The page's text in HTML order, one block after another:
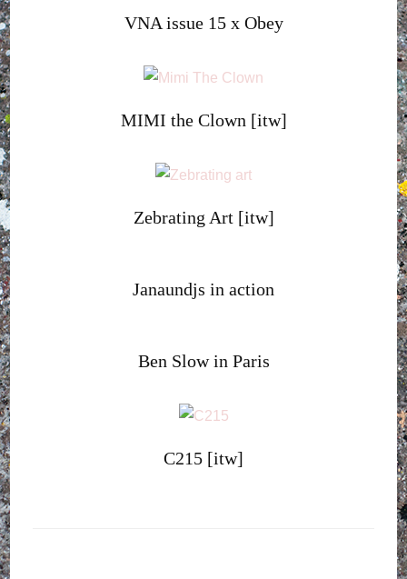
VNA issue 15 x Obey
MIMI the Clown [itw]
Zebrating Art [itw]
Janaundjs in action
Ben Slow in Paris
C215 [itw]